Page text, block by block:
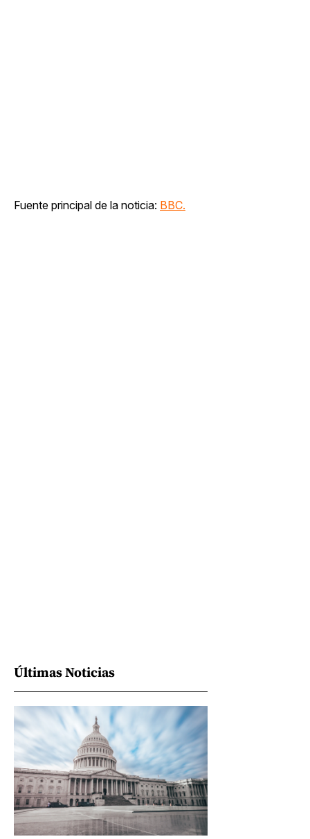
Fuente principal de la noticia: BBC.
Últimas Noticias